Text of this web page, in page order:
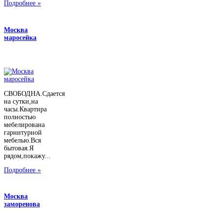
Подробнее »
Москва
маросейка
СВОБОДНА.Сдается
на сутки,на
часы.Квартира
полностью
мебелирована
гарнитурной
мебелью.Вся
бытовая.Я
рядом,покажу...
Подробнее »
Москва
заморенова